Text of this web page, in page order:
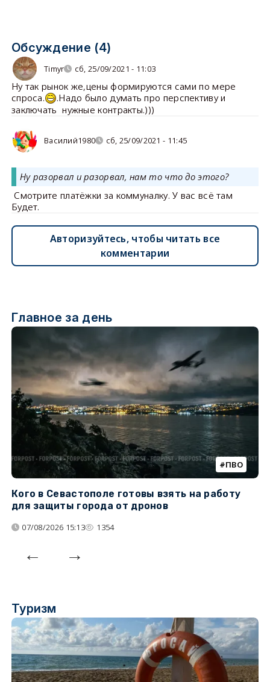
Обсуждение (4)
Timyr сб, 25/09/2021 - 11:03
Ну так рынок же,цены формируются сами по мере
спроса.
.Надо было думать про перспективу и
заключать нужные контракты.)))
Василий1980 сб, 25/09/2021 - 11:45
Ну разорвал и разорвал, нам то что до этого?
Смотрите платёжки за коммуналку. У вас всё там
Будет.
Авторизуйтесь, чтобы читать все
комментарии
Главное за день
ПВО
Кого в Севастополе готовы взять на работу
для защиты города от дронов
07/08/2026 15:13 1354
Туризм